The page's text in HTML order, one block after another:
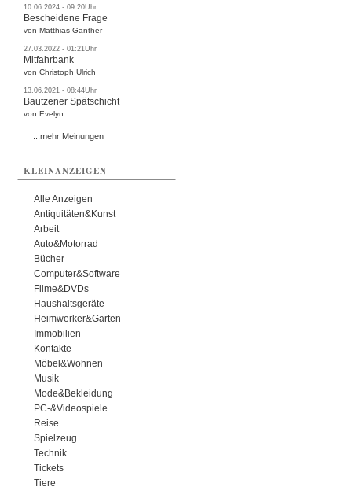
10.06.2024 - 09:20Uhr
Bescheidene Frage
von Matthias Ganther
27.03.2022 - 01:21Uhr
Mitfahrbank
von Christoph Ulrich
13.06.2021 - 08:44Uhr
Bautzener Spätschicht
von Evelyn
...mehr Meinungen
KLEINANZEIGEN
Alle Anzeigen
Antiquitäten&Kunst
Arbeit
Auto&Motorrad
Bücher
Computer&Software
Filme&DVDs
Haushaltsgeräte
Heimwerker&Garten
Immobilien
Kontakte
Möbel&Wohnen
Musik
Mode&Bekleidung
PC-&Videospiele
Reise
Spielzeug
Technik
Tickets
Tiere